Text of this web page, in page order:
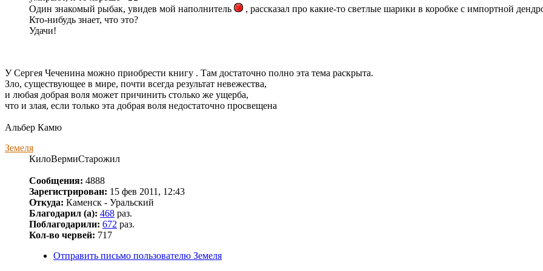
Один знакомый рыбак, увидев мой наполнитель
, рассказал про какие-то светлые шарики в коробке с импортной
Кто-нибудь знает, что это?
Удачи!
У Сергея Чеченина можно приобрести книгу . Там достаточно полно эта тема раскрыта.
Зло, существующее в мире, почти всегда результат невежества,
и любая добрая воля может причинить столько же ущерба,
что и злая, если только эта добрая воля недостаточно просвещена
Альбер Камю
Земеля
КилоВермиСтарожил
Сообщения: 4888
Зарегистрирован: 15 фев 2011, 12:43
Откуда: Каменск - Уральский
Благодарил (а): 468 раз.
Поблагодарили: 672 раз.
Кол-во червей: 717
Отправить письмо пользователю Земеля